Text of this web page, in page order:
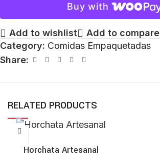
Buy with
Add to wishlist
Add to compare
Category: Comidas Empaquetadas
Share:
RELATED PRODUCTS
Horchata Artesanal